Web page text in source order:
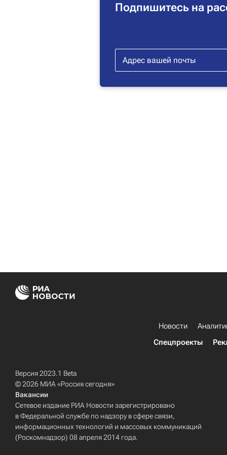
Подпишитесь на
Новости
Спецпроекты
Версия 2023.1 Beta
© 2026 МИА «Россия сегодня»
Вакансии
Сетевое издание РИА Новости зарегистрировано
в Федеральной службе по надзору в сфере связи,
информационных технологий и массовых коммуникаций
(Роскомнадзор) 08 апреля 2014 года.